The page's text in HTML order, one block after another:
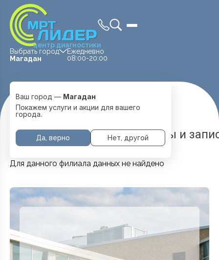
центр диагностики
Выбрать город
Магадан
Ежедневно
08:00-20:00
Ваш город — Магадан
Покажем услуги и акции для вашего
города.
Да, верно Нет, другой
Главная Услуги и цены Невролог
Невролог в Магадане — цены и
Для данного филиала данных не найдено